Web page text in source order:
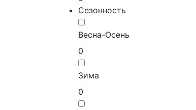
Сезонность
Весна-Осень
0
Зима
0